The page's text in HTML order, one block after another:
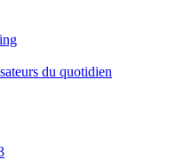
du quotidien